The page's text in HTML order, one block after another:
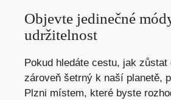
Objevte jedinečné
udržitelnost
Pokud hledáte cestu, jak zůstat
zároveň šetrný k naší planetě,
Plzni místem, které byste